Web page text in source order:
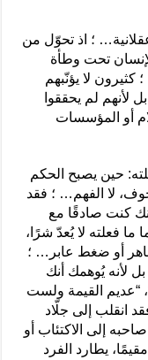
؛ اذ تحوّل من
تحت وطأة
كثيرون لا يؤنّبهم
لأنهم لم يحققوا
أو المؤسسات
حين يصبح الحكم
لا الفهم… ؛ فقد
كنت صادقًا مع
فعلته لا يُعدّ شرًا،
أو ضغط عابر… ؛
لأنه يُوهمك أنك
“عديم القيمة ولست
انقلب إلى جلّاد
إلى الاكتئاب أو
يطارد الفرد